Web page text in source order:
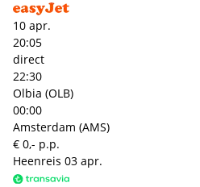
10 apr.
20:05
direct
22:30
Olbia (OLB)
00:00
Amsterdam (AMS)
€ 0,- p.p.
Heenreis 03 apr.